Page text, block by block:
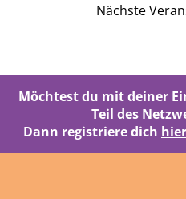
Nächste
Möchtest du mit deiner
Teil des
Dann registriere dich hier